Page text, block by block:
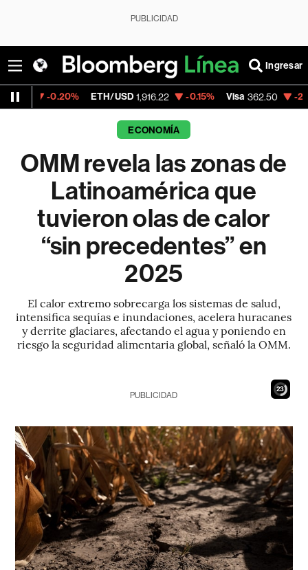
PUBLICIDAD
Ingresar
ETH/USD 1,916.22 -0.15% Visa 362.50 -2.15%
ECONOMÍA
OMM revela las zonas de
Latinoamérica que
tuvieron olas de calor
“sin precedentes” en
2025
El calor extremo sobrecarga los sistemas de salud,
intensifica sequías e inundaciones, acelera huracanes
y derrite glaciares, afectando el agua y poniendo en
riesgo la seguridad alimentaria global, señaló la OMM.
21
PUBLICIDAD